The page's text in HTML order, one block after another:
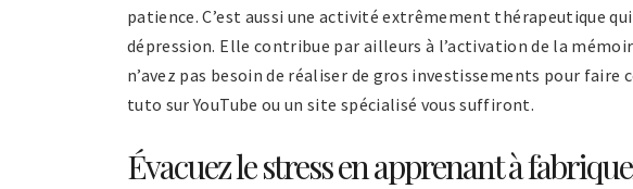
patience. C’est aussi une activité extrêmement thérapeutique
dépression. Elle contribue par ailleurs à l’activation de la
n’avez pas besoin de réaliser de gros investissements pour
tuto sur YouTube ou un site spécialisé vous suffiront.
Évacuez le stress en apprenant à